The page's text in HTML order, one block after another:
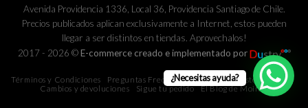
Avenida Providencia 1336, Local 36, Providencia Santiago de Chile.
Precios publicados aplican exclusivamente a Internet, estos pueden
llegar a ser distintos en tiendas. Aprovechalos!
2017 - 2026 ©E-commerce creado e implementado por
Términos y Condiciones Preguntas Frecuentes
Métodos y costos de envío
Cambios y devoluciones
Sigue tu pedido El Blog de Moira.cl
¿Necesitas ayuda?